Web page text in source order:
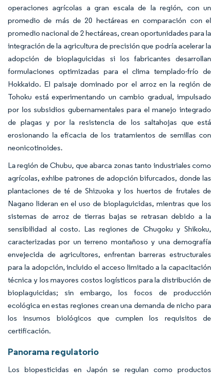
operaciones agrícolas a gran escala de la región, con un
promedio de más de 20 hectáreas en comparación con el
promedio nacional de 2 hectáreas, crean oportunidades para la
integración de la agricultura de precisión que podría acelerar la
adopción de bioplaguicidas si los fabricantes desarrollan
formulaciones optimizadas para el clima templado-frío de
Hokkaido. El paisaje dominado por el arroz en la región de
Tohoku está experimentando un cambio gradual, impulsado
por los subsidios gubernamentales para el manejo integrado
de plagas y por la resistencia de los saltahojas que está
erosionando la eficacia de los tratamientos de semillas con
neonicotinoides.
La región de Chubu, que abarca zonas tanto industriales como
agrícolas, exhibe patrones de adopción bifurcados, donde las
plantaciones de té de Shizuoka y los huertos de frutales de
Nagano lideran en el uso de bioplaguicidas, mientras que los
sistemas de arroz de tierras bajas se retrasan debido a la
sensibilidad al costo. Las regiones de Chugoku y Shikoku,
caracterizadas por un terreno montañoso y una demografía
envejecida de agricultores, enfrentan barreras estructurales
para la adopción, incluido el acceso limitado a la capacitación
técnica y los mayores costos logísticos para la distribución de
bioplaguicidas; sin embargo, los focos de producción
ecológica en estas regiones crean una demanda de nicho para
los insumos biológicos que cumplen los requisitos de
certificación.
Panorama regulatorio
Los biopesticidas en Japón se regulan como productos